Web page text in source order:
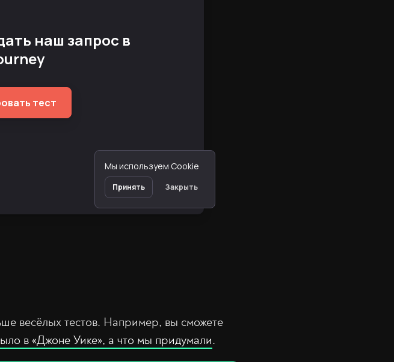
весёлых тестов. Например, вы сможете
в «Джоне Уике», а что мы придумали.